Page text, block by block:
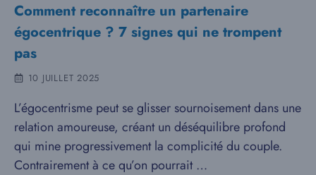
Comment reconnaître un partenaire
égocentrique ? 7 signes qui ne trompent
pas
10 JUILLET 2025
L’égocentrisme peut se glisser sournoisement dans une
relation amoureuse, créant un déséquilibre profond
qui mine progressivement la complicité du couple.
Contrairement à ce qu’on pourrait …